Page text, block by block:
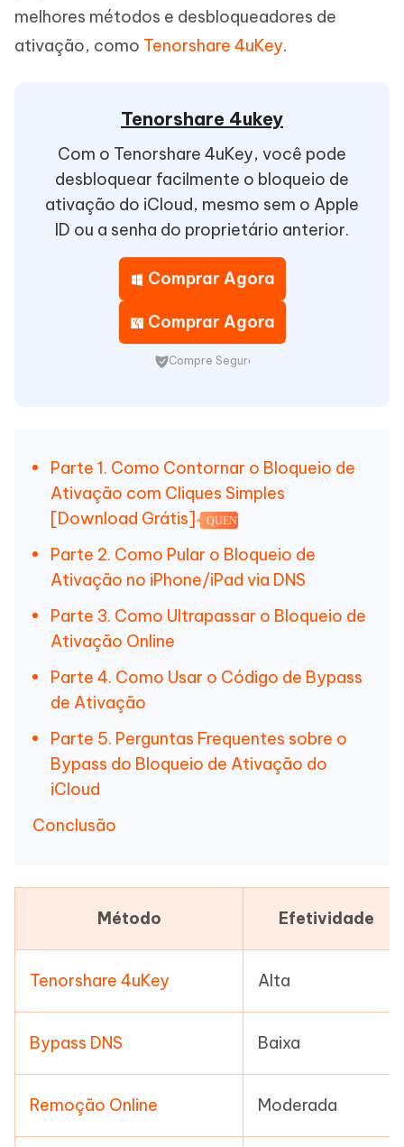
melhores métodos e desbloqueadores de
ativação, como Tenorshare 4uKey.
Tenorshare 4ukey
Com o Tenorshare 4uKey, você pode
desbloquear facilmente o bloqueio de
ativação do iCloud, mesmo sem o Apple
ID ou a senha do proprietário anterior.
Comprar Agora
Comprar Agora
Compre Seguro
Parte 1. Como Contornar o Bloqueio de
Ativação com Cliques Simples
[Download Grátis]
QUENTE
Parte 2. Como Pular o Bloqueio de
Ativação no iPhone/iPad via DNS
Parte 3. Como Ultrapassar o Bloqueio de
Ativação Online
Parte 4. Como Usar o Código de Bypass
de Ativação
Parte 5. Perguntas Frequentes sobre o
Bypass do Bloqueio de Ativação do
iCloud
Conclusão
Método Efetividade
Tenorshare 4uKey Alta
Bypass DNS Baixa
Remoção Online Moderada